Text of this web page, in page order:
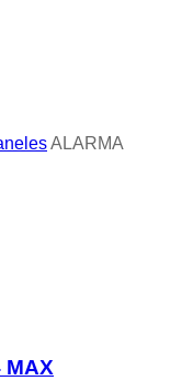
ALARMA
MAX